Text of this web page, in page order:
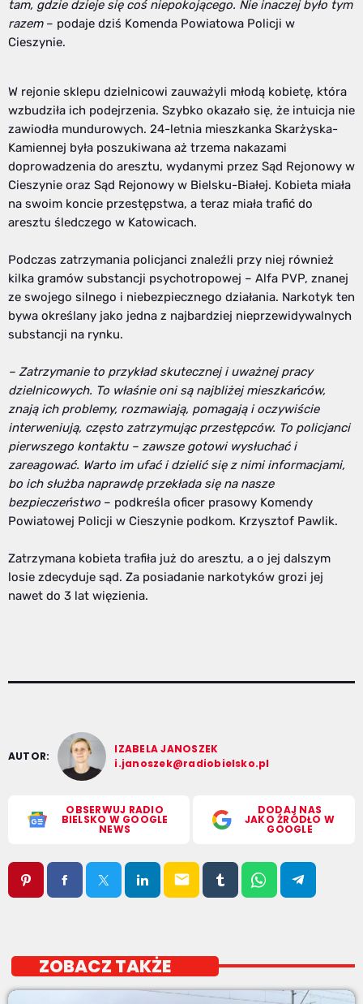
tam, gdzie dzieje się coś niepokojącego. Nie inaczej było tym
razem– podaje dziś Komenda Powiatowa Policji w
Cieszynie.
W rejonie sklepu dzielnicowi zauważyli młodą kobietę, która
wzbudziła ich podejrzenia. Szybko okazało się, że intuicja nie
zawiodła mundurowych. 24-letnia mieszkanka Skarżyska-
Kamiennej była poszukiwana aż trzema nakazami
doprowadzenia do aresztu, wydanymi przez Sąd Rejonowy w
Cieszynie oraz Sąd Rejonowy w Bielsku-Białej. Kobieta miała
na swoim koncie przestępstwa, a teraz miała trafić do
aresztu śledczego w Katowicach.
Podczas zatrzymania policjanci znaleźli przy niej również
kilka gramów substancji psychotropowej – Alfa PVP, znanej
ze swojego silnego i niebezpiecznego działania. Narkotyk ten
bywa określany jako jedna z najbardziej nieprzewidywalnych
substancji na rynku.
– Zatrzymanie to przykład skutecznej i uważnej pracy
dzielnicowych. To właśnie oni są najbliżej mieszkańców,
znają ich problemy, rozmawiają, pomagają i oczywiście
interweniują, często zatrzymując przestępców. To policjanci
pierwszego kontaktu – zawsze gotowi wysłuchać i
zareagować. Warto im ufać i dzielić się z nimi informacjami,
bo ich służba naprawdę przekłada się na nasze
bezpieczeństwo – podkreśla oficer prasowy Komendy
Powiatowej Policji w Cieszynie podkom. Krzysztof Pawlik.
Zatrzymana kobieta trafiła już do aresztu, a o jej dalszym
losie zdecyduje sąd. Za posiadanie narkotyków grozi jej
nawet do 3 lat więzienia.
AUTOR:
IZABELA JANOSZEK
i.janoszek@radiobielsko.pl
OBSERWUJ RADIO
BIELSKO W GOOGLE
NEWS
DODAJ NAS
JAKO ŹRÓDŁO W
GOOGLE
email
ZOBACZ TAKŻE